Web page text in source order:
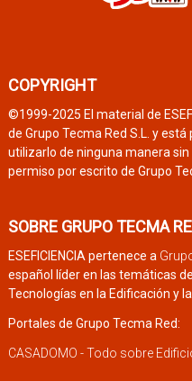
COPYRIGHT
©1999-2025 El material de
de Grupo Tecma Red S.L. y
utilizarlo de ninguna manera
permiso por escrito de Grupo
SOBRE GRUPO TECMA
ESEFICIENCIA pertenece a
español líder en las temáticas
Tecnologías en la Edificación y la
Portales de Grupo Tecma Red:
CASADOMO - Todo sobre